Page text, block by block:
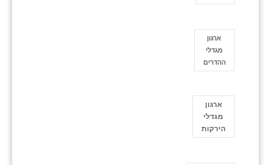
ארגון
מגדלי
ההדרים
ארגון
מגדלי
הירקות